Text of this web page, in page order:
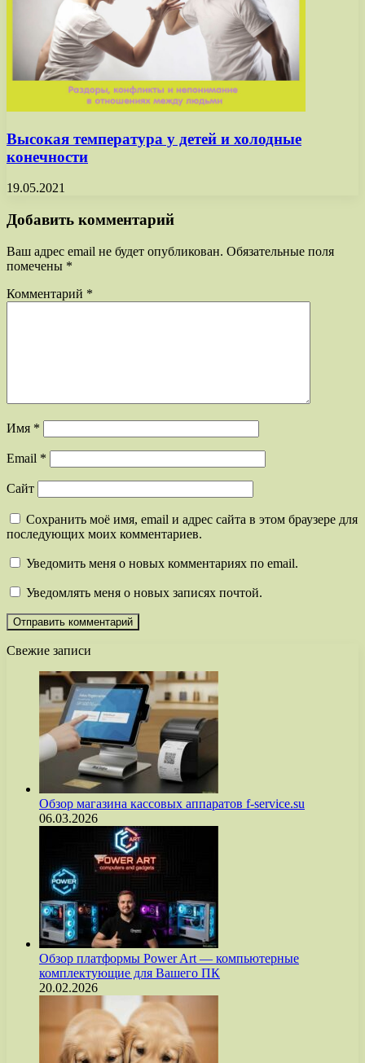
Высокая температура у детей и холодные
конечности
19.05.2021
Добавить комментарий
Ваш адрес email не будет опубликован. Обязательные поля
помечены *
Комментарий *
Имя *
Email *
Сайт
Сохранить моё имя, email и адрес сайта в этом браузере для
последующих моих комментариев.
Уведомить меня о новых комментариях по email.
Уведомлять меня о новых записях почтой.
Свежие записи
Обзор магазина кассовых аппаратов f-service.su
06.03.2026
Обзор платформы Power Art — компьютерные
комплектующие для Вашего ПК
20.02.2026